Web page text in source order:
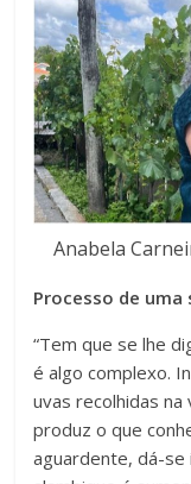
Anabela
Processo de uma
“Tem que se lhe
é algo complexo.
uvas recolhidas na
produz o que
aguardente, dá-se